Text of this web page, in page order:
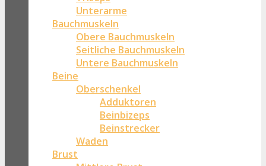
Unterarme
Bauchmuskeln
Obere Bauchmuskeln
Seitliche Bauchmuskeln
Untere Bauchmuskeln
Beine
Oberschenkel
Adduktoren
Beinbizeps
Beinstrecker
Waden
Brust